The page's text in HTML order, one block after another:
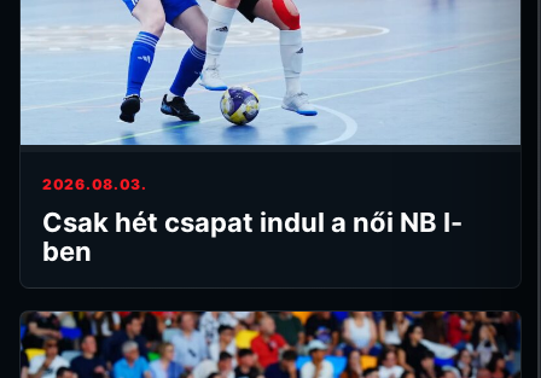
2026.08.03.
Csak hét csapat indul a női NB I-
ben